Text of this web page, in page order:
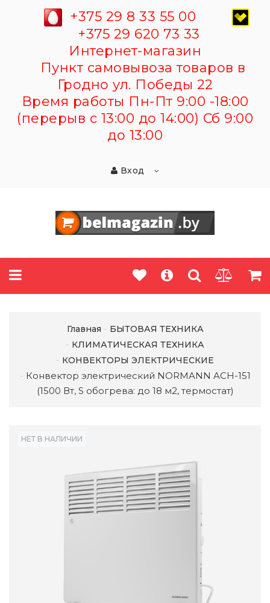
+375 29 8 33 55 00
+375 29 620 73 33
Интернет-магазин
Пункт самовывоза товаров в
Гродно ул. Победы 22
Время работы Пн-Пт 9:00 -18:00
(перерыв с 13:00 до 14:00) Сб 9:00
до 13:00
Вход
Главная
БЫТОВАЯ ТЕХНИКА
КЛИМАТИЧЕСКАЯ ТЕХНИКА
КОНВЕКТОРЫ ЭЛЕКТРИЧЕСКИЕ
Конвектор электрический NORMANN ACH-151
(1500 Вт, S обогрева: до 18 м2, термостат)
НЕТ В НАЛИЧИИ